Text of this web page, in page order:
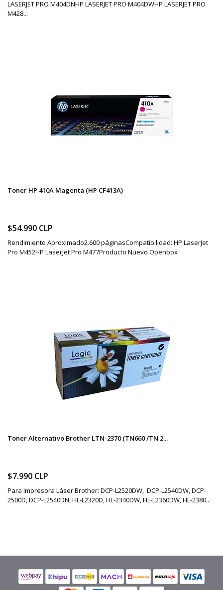
LASERJET PRO M404DNHP LASERJET PRO M404DWHP LASERJET PRO
M428...
Toner HP 410A Magenta (HP CF413A)
$54.990 CLP
Rendimiento Aproximado2.600 páginasCompatibilidad: HP LaserJet
Pro M452HP LaserJet Pro M477Producto Nuevo Openbox
Toner Alternativo Brother LTN-2370 (TN660 /TN 2...
$7.990 CLP
Para Impresora Láser Brother: DCP-L2520DW, DCP-L2540DW, DCP-
2500D, DCP-L2540DN, HL-L2320D, HL-2340DW, HL-L2360DW, HL-2380...